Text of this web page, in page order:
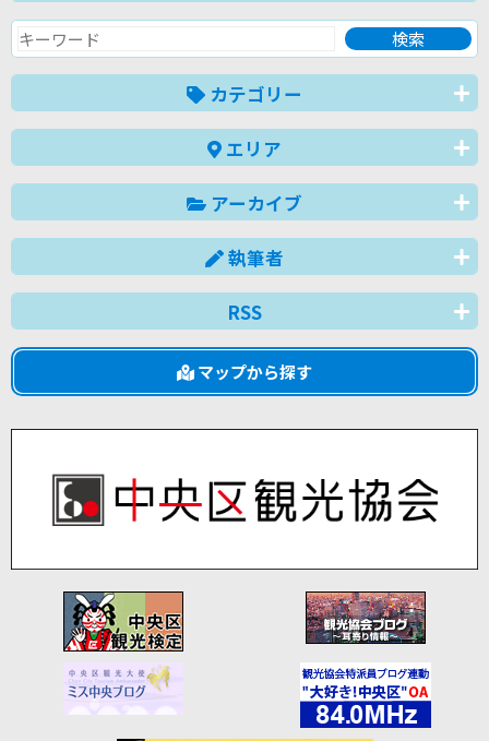
カテゴリー
エリア
アーカイブ
執筆者
RSS
マップから探す